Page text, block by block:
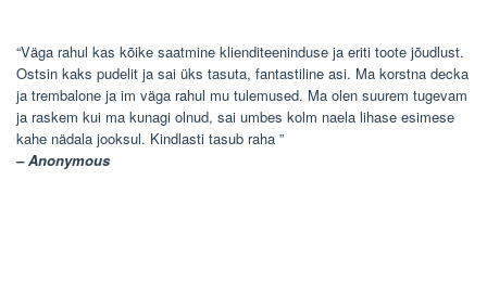
“Väga rahul kas kõike saatmine klienditeeninduse ja eriti toote jõudlust.
Ostsin kaks pudelit ja sai üks tasuta, fantastiline asi. Ma korstna decka
ja trembalone ja im väga rahul mu tulemused. Ma olen suurem tugevam
ja raskem kui ma kunagi olnud, sai umbes kolm naela lihase esimese
kahe nädala jooksul. Kindlasti tasub raha ”
– Anonymous